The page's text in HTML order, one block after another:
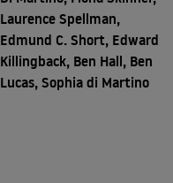
Laurence Spellman,
Edmund C. Short, Edward
Killingback, Ben Hall, Ben
Lucas, Sophia di Martino